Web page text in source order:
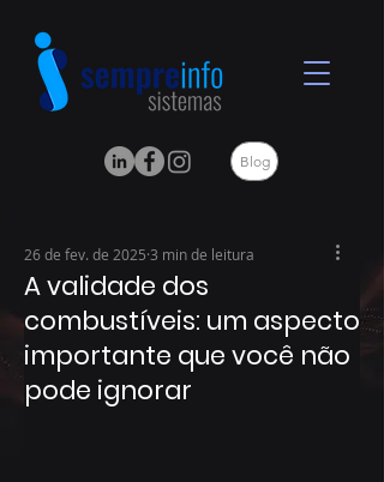
Blog
A validade dos
combustíveis: um aspecto
importante que você não
pode ignorar
26 de fev. de 2025 3 min de leitura